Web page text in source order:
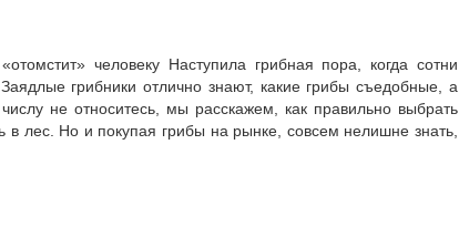
человеку Наступила грибная пора, когда сотни
грибники отлично знают, какие грибы съедобные, а
не относитесь, мы расскажем, как правильно выбрать
лес. Но и покупая грибы на рынке, совсем нелишне знать,